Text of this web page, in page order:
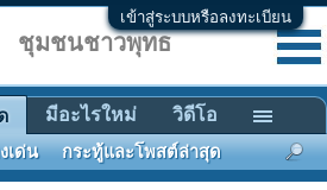
เข้าสู่ระบบหรือลงทะเบียน
ชุมชนชาวพุทธ
เด่น กระทู้และโพสต์ล่าสุด
มีอะไรใหม่ วิดีโอ